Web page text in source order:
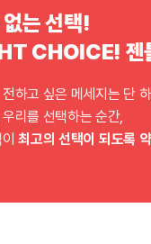
는 선택!
CHOICE! 젠
하고 싶은 메세지는 단
리를 선택하는 순간,
이최고의 선택이 되도록